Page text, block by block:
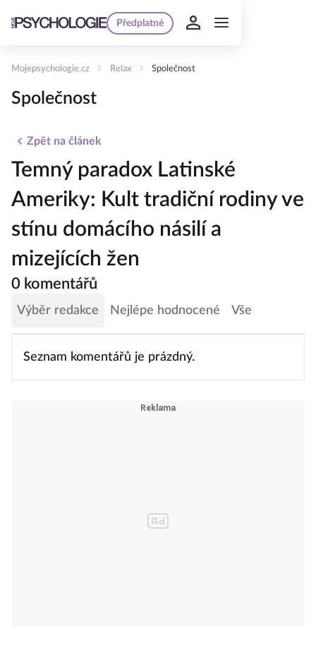
Předplatné
Mojepsychologie.cz Relax Společnost
Společnost
Zpět na článek
Temný paradox Latinské
Ameriky: Kult tradiční rodiny ve
stínu domácího násilí a
mizejících žen
0 komentářů
Výběr redakce Nejlépe hodnocené Vše
Seznam komentářů je prázdný.